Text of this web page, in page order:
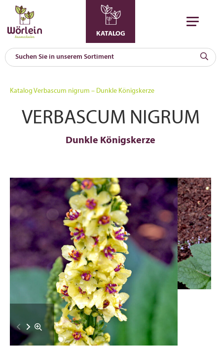
KATALOG
Katalog Verbascum nigrum – Dunkle Königskerze
VERBASCUM NIGRUM
Dunkle Königskerze